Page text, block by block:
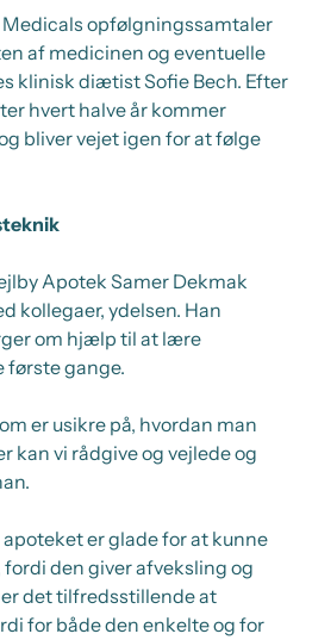
opfølgningssamtaler
af medicinen og eventuelle
klinisk diætist Sofie Bech. Efter
hvert halve år kommer
bliver vejet igen for at følge
Apotek Samer Dekmak
kollegaer, ydelsen. Han
om hjælp til at lære
gange.
er usikre på, hvordan man
kan vi rådgive og vejlede og
er glade for at kunne
den giver afveksling og
det tilfredsstillende at
for både den enkelte og for